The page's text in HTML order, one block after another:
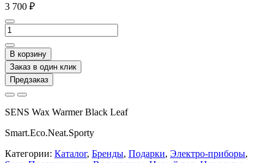
3 700 ₽
В корзину
Заказ в один клик
Предзаказ
SENS Wax Warmer Black Leaf
Smart.Eco.Neat.Sporty
Категории: Каталог, Бренды, Подарки, Электро-приборы,